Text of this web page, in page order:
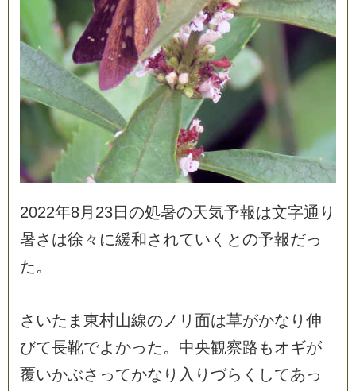
2022年8月 23日の処暑の天気予報は文字通 り
暑さ は徐 々 に緩和さ れてい く との予報だっ
た。
さ いた ま 東村山線の ノ リ 面は草がかな り 伸
びて長靴でよ かった。 中央観察路もオギが
覆いかぶさ ってかな り 入 り づら く してあっ